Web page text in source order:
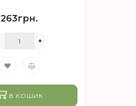
263грн.
В КОШИК